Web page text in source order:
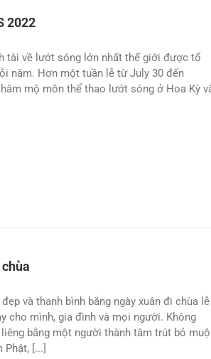
2022
tài về lướt sóng lớn nhất thế giới được tổ
năm. Hơn một tuần lễ từ July 30 đến
mộ môn thể thao lướt sóng ở Hoa Kỳ
và thanh bình bằng ngày xuân đi chùa lễ
cho mình, gia đình và mọi người. Không
bằng một người thành tâm trút bỏ
[...]